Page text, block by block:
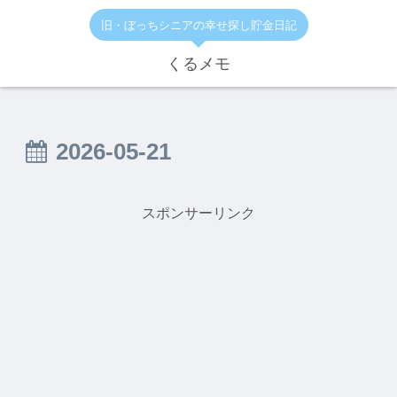
旧・ぼっちシニアの幸せ探し貯金日記
くるメモ
2026-05-21
スポンサーリンク